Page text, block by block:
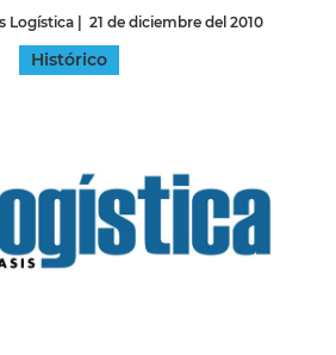
Logística| 21 de diciembre del 2010
Histórico